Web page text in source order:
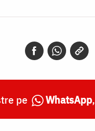
pe WhatsApp,